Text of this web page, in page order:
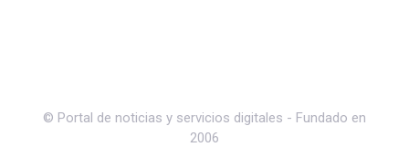
© Portal de noticias y servicios digitales - Fundado en
2006